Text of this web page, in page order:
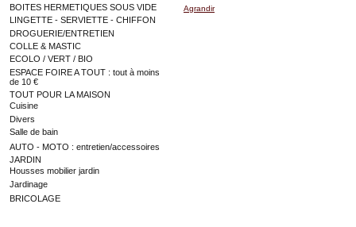
BOITES HERMETIQUES SOUS VIDE
LINGETTE - SERVIETTE - CHIFFON
DROGUERIE/ENTRETIEN
COLLE & MASTIC
ECOLO / VERT / BIO
ESPACE FOIRE A TOUT : tout à moins
de 10 €
TOUT POUR LA MAISON
Cuisine
Divers
Salle de bain
AUTO - MOTO : entretien/accessoires
JARDIN
Housses mobilier jardin
Jardinage
BRICOLAGE
Agrandir